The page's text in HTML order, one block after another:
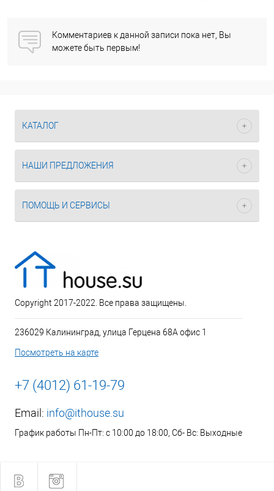
Комментариев к данной записи пока нет, Вы
можете быть первым!
КАТАЛОГ
НАШИ ПРЕДЛОЖЕНИЯ
ПОМОЩЬ И СЕРВИСЫ
Copyright 2017-2022. Все права защищены.
236029 Калининград, улица Герцена 68А офис 1
Посмотреть на карте
+7 (4012) 61-19-79
Email: info@ithouse.su
График работы Пн-Пт: с 10:00 до 18:00, Сб- Вс: Выходные